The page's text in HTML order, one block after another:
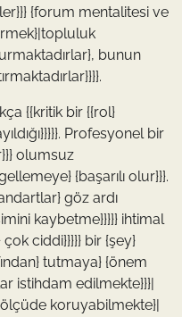
{forum mentalitesi ve
bunun
{{kritik bir {{rol}
Profesyonel bir
olumsuz
{başarılı olur}}}.
göz ardı
kaybetme}}}}} ihtimal
çok ciddi}}}}} bir {şey}
tutmaya} {önem
istihdam edilmekte}}}|
koruyabilmekte}|